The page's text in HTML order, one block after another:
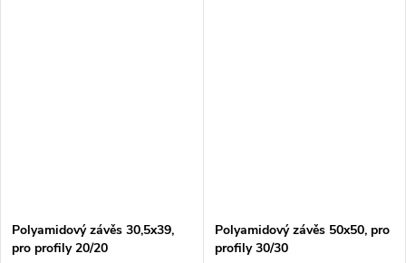
Polyamidový závěs 30,5x39,
pro profily 20/20
Polyamidový závěs 50x50, pro
profily 30/30